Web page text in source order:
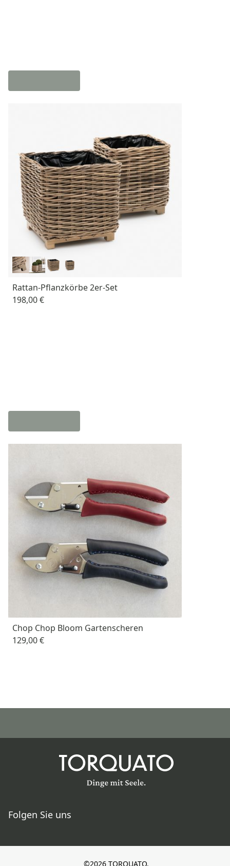
Rattan-Pflanzkörbe 2er-Set
198,00 €
Chop Chop Bloom Gartenscheren
129,00 €
Folgen Sie uns
©2026 TORQUATO.